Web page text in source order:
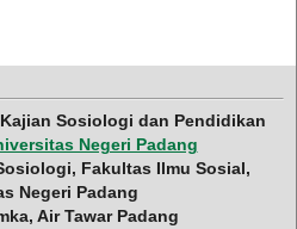
Sosiologi dan Pendidikan
Negeri Padang
Fakultas Ilmu Sosial,
Negeri Padang
Air Tawar Padang